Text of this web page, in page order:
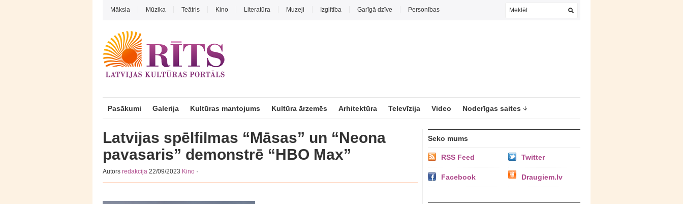
Māksla Mūzika Teātris Kino Literatūra Muzeji Izglītība Garīgā dzīve Personības
Pasākumi Galerija Kultūras mantojums Kultūra ārzemēs Arhitektūra Televīzija Video Noderīgas saites
Latvijas spēlfilmas “Māsas” un “Neona
pavasaris” demonstrē “HBO Max”
Autors redakcija 22/09/2023 Kino ·
Seko mums
RSS Feed Twitter
Facebook Draugiem.lv